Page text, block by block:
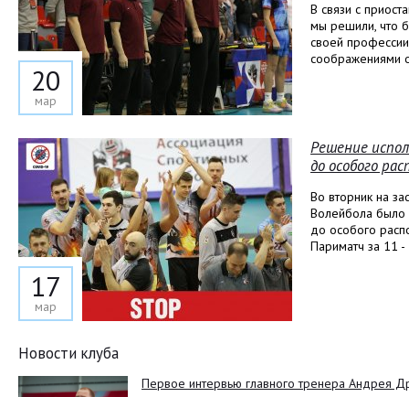
20
мар
В связи с
мы решили, что
своей
соображениями
17
мар
Решение
до особого
Во вторник на
Волейбола было
до особого
Париматч за 11
Новости клуба
Первое интервью главного тренера Андрея